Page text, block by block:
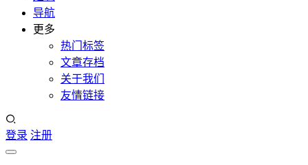
导航
更多
热门标签
文章存档
关于我们
友情链接
登录 注册